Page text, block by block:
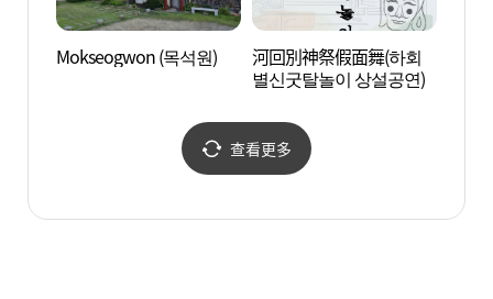
Mokseogwon (목석원)
河回別神祭假面舞(하회
별신굿탈놀이 상설공연)
查看更多